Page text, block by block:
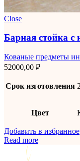
Close
Барная стойка
Кованые предметы
52000,00 ₽
Срок изготовления
Цвет
Добавить в избранное
Read more